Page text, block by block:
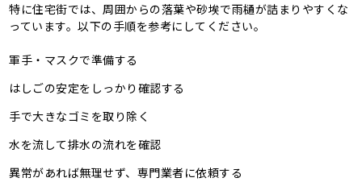
特に住宅街では、周囲からの落葉や砂埃で雨樋が詰まりやすくな
っています。以下の手順を参考にしてください。
軍手・マスクで準備する
はしごの安定をしっかり確認する
手で大きなゴミを取り除く
水を流して排水の流れを確認
異常があれば無理せず、専門業者に依頼する